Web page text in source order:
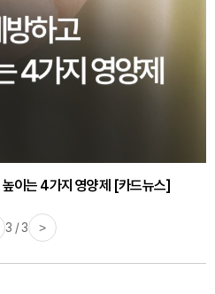
높이는 4가지 영양제 [카드뉴스]
3 / 3 >